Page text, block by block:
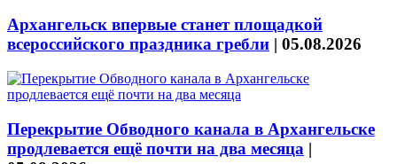
Архангельск впервые станет площадкой
всероссийского праздника гребли | 05.08.2026
Перекрытие Обводного канала в Архангельске
продлевается ещё почти на два месяца |